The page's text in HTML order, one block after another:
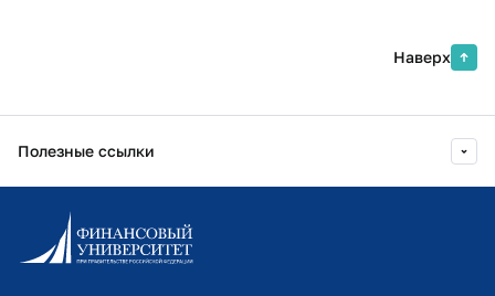
Наверх
Полезные ссылки
Информационно-образовательный портал
Личный кабинет поступающего